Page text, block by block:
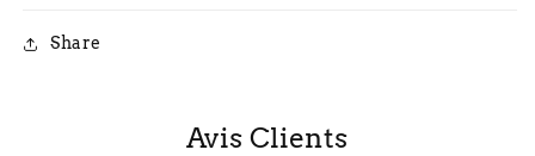
Share
Avis Clients